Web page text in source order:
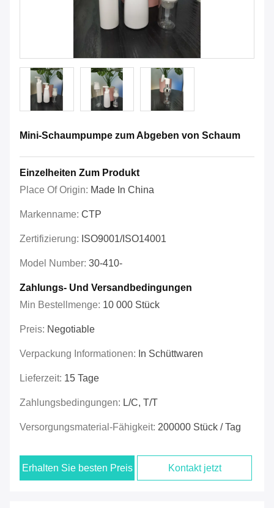
Mini-Schaumpumpe zum Abgeben von Schaum
Einzelheiten Zum Produkt
Place Of Origin: Made In China
Markenname: CTP
Zertifizierung: ISO9001/ISO14001
Model Number: 30-410-
Zahlungs- Und Versandbedingungen
Min Bestellmenge: 10 000 Stück
Preis: Negotiable
Verpackung Informationen: In Schüttwaren
Lieferzeit: 15 Tage
Zahlungsbedingungen: L/C, T/T
Versorgungsmaterial-Fähigkeit: 200000 Stück / Tag
Erhalten Sie besten Preis Kontakt jetzt